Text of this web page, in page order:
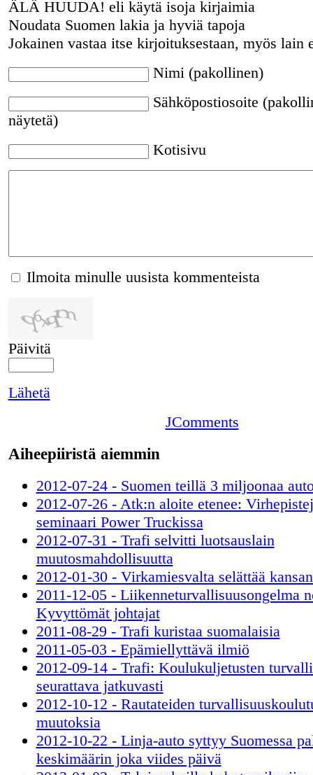
ÄLÄ HUUDA! eli käytä isoja kirjaimia
Noudata Suomen lakia ja hyviä tapoja
Jokainen vastaa itse kirjoituksestaan, myös lain
Nimi (pakollinen)
Sähköpostiosoite
näytetä)
Kotisivu
Ilmoita minulle uusista kommenteista
Päivitä
Lähetä
JComments
Aiheepiiristä aiemmin
2012-07-24 - Suomen teillä 3 miljoonaa
2012-07-26 - Atk:n aloite etenee:
seminaari Power Truckissa
2012-07-31 - Trafi selvitti luotsauslain
muutosmahdollisuutta
2012-01-30 - Virkamiesvalta selättää
2011-12-05 - Liikenneturvallisuusongelma
Kyvyttömät johtajat
2011-08-29 - Trafi kuristaa suomalaisia
2011-05-03 - Epämiellyttävä ilmiö
2012-09-14 - Trafi: Koulukuljetusten
seurattava jatkuvasti
2012-10-12 - Rautateiden
muutoksia
2012-10-22 - Linja-auto syttyy Suomessa
keskimäärin joka viides päivä